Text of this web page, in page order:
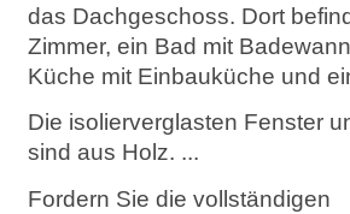
das Dachgeschoss. Dort
Zimmer, ein Bad mit
Küche mit Einbauküche und
Die isolierverglasten Fenster
sind aus Holz. ...
Fordern Sie die vollständigen